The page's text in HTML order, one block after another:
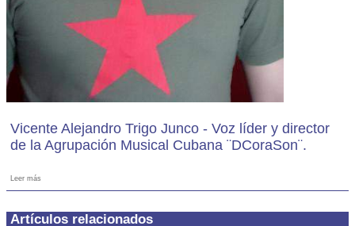
Vicente Alejandro Trigo Junco - Voz líder y director
de la Agrupación Musical Cubana ¨DCoraSon¨.
Leer más
Artículos relacionados